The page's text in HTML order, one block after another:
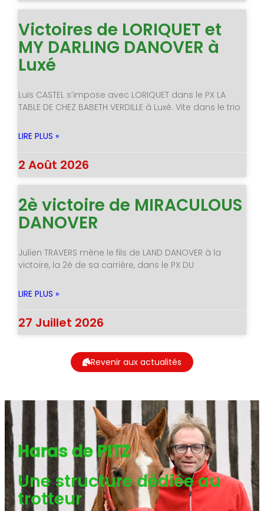
Victoires de LORIQUET et
MY DARLING DANOVER à
Luxé
Luis CASTEL s’impose avec LORIQUET dans le PX LA
TABLE DE CHEZ BABETH VERDILLE à Luxé. Vite dans le trio
LIRE PLUS »
2 Août 2026
2è victoire de MIRACULOUS
DANOVER
Julien TRAVERS mène le fils de LAND DANOVER à la
victoire, la 2è de sa carrière, dans le PX DU
LIRE PLUS »
27 Juillet 2026
Revenir aux actualités
Haras de PITZ
Une structure dédiée au
trotteur